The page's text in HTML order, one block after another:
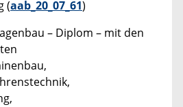
(aab_20_07_61)
– Diplom – mit den